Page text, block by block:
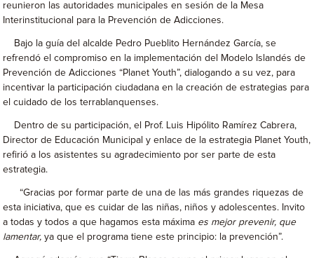
reunieron las autoridades municipales en sesión de la Mesa
Interinstitucional para la Prevención de Adicciones.
Bajo la guía del alcalde Pedro Pueblito Hernández García, se
refrendó el compromiso en la implementación del Modelo Islandés de
Prevención de Adicciones “Planet Youth”, dialogando a su vez, para
incentivar la participación ciudadana en la creación de estrategias para
el cuidado de los terrablanquenses.
Dentro de su participación, el Prof. Luis Hipólito Ramírez Cabrera,
Director de Educación Municipal y enlace de la estrategia Planet Youth,
refirió a los asistentes su agradecimiento por ser parte de esta
estrategia.
“Gracias por formar parte de una de las más grandes riquezas de
esta iniciativa, que es cuidar de las niñas, niños y adolescentes. Invito
a todas y todos a que hagamos esta máxima es mejor prevenir, que
lamentar, ya que el programa tiene este principio: la prevención”.